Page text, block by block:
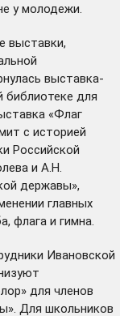
у молодежи.
выставки,
выставка-
библиотеке для
«Флаг
с историей
Российской
и А.Н.
державы»,
главных
флага и гимна.
Ивановской
для членов
Для школьников